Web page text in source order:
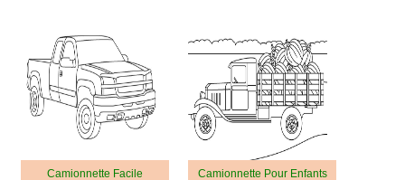
Camionnette Facile Camionnette Pour Enfants